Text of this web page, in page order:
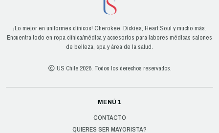
¡Lo mejor en uniformes clínicos! Cherokee, Dickies, Heart Soul y mucho más.
Encuentra todo en ropa clínica/médica y accesorios para labores médicas salones
de belleza, spa y área de la salud.
US Chile 2026. Todos los derechos reservados.
MENÚ 1
CONTACTO
QUIERES SER MAYORISTA?